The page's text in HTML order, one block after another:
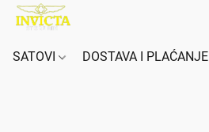
SATOVI DOSTAVA I PLAĆANJE